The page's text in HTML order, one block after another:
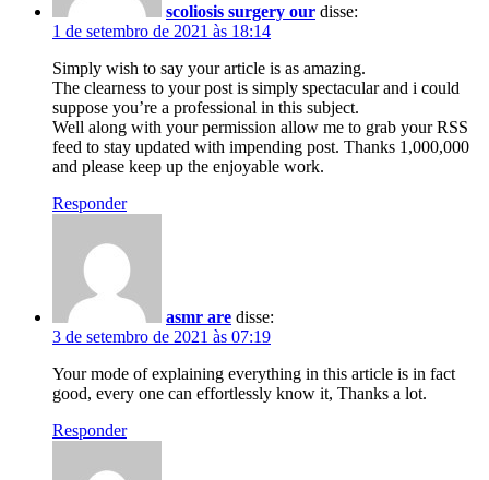
scoliosis surgery our disse:
1 de setembro de 2021 às 18:14
Simply wish to say your article is as amazing.
The clearness to your post is simply spectacular and i could
suppose you’re a professional in this subject.
Well along with your permission allow me to grab your RSS
feed to stay updated with impending post. Thanks 1,000,000
and please keep up the enjoyable work.
Responder
asmr are disse:
3 de setembro de 2021 às 07:19
Your mode of explaining everything in this article is in fact
good, every one can effortlessly know it, Thanks a lot.
Responder